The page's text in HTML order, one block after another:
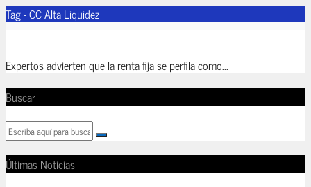
Tag - CC Alta Liquidez
Expertos advierten que la renta fija se perfila como...
Buscar
Últimas Noticias